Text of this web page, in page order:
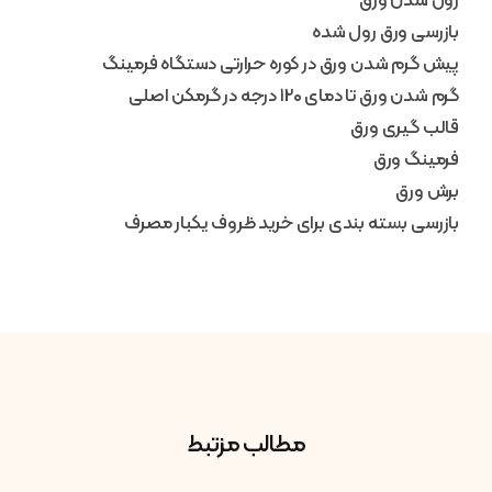
بازرسی ورق رول شده
پیش گرم شدن ورق در کوره حرارتی دستگاه فرمینگ
گرم شدن ورق تا دمای ۱۲۰ درجه در گرمکن اصلی
قالب گیری ورق
فرمینگ ورق
برش ورق
بازرسی بسته بندی برای خرید ظروف یکبار مصرف
مطالب مزتبط